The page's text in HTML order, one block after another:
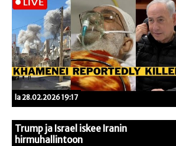
la 28.02.2026 19:17
Trump ja Israel iskee Iranin
hirmuhallintoon